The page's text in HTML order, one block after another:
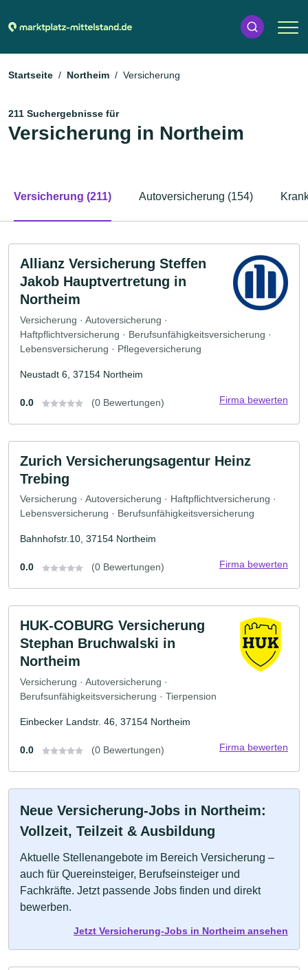
Startseite Northeim Versicherung
211 Suchergebnisse für
Versicherung in Northeim
Versicherung (211) Autoversicherung (154)
Allianz Versicherung Steffen
Jakob Hauptvertretung in
Northeim
Versicherung · Autoversicherung ·
Haftpflichtversicherung · Berufsunfähigkeitsversicherung ·
Lebensversicherung · Pflegeversicherung
Neustadt 6, 37154 Northeim
0.0 (0 Bewertungen) Firma bewerten
Zurich Versicherungsagentur Heinz
Trebing
Versicherung · Autoversicherung · Haftpflichtversicherung ·
Lebensversicherung · Berufsunfähigkeitsversicherung
Bahnhofstr.10, 37154 Northeim
0.0 (0 Bewertungen) Firma bewerten
HUK-COBURG Versicherung
Stephan Bruchwalski in
Northeim
Versicherung · Autoversicherung ·
Berufsunfähigkeitsversicherung · Tierpension
Einbecker Landstr. 46, 37154 Northeim
0.0 (0 Bewertungen) Firma bewerten
Neue Versicherung-Jobs in Northeim:
Vollzeit, Teilzeit & Ausbildung
Aktuelle Stellenangebote im Bereich Versicherung –
auch für Quereinsteiger, Berufseinsteiger und
Fachkräfte. Jetzt passende Jobs finden und direkt
bewerben.
Jetzt Versicherung-Jobs in Northeim ansehen